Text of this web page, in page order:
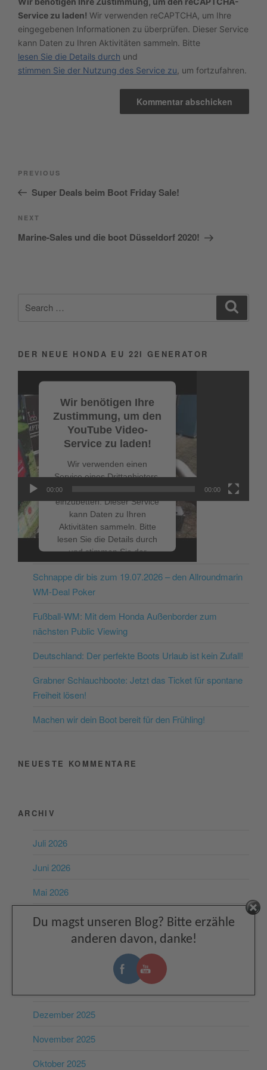
Service zu laden! Wir verwenden reCAPTCHA, um Ihre
eingegebenen Informationen zu überprüfen. Dieser Service
kann Daten zu Ihren Aktivitäten sammeln. Bitte
lesen Sie die Details durch und
stimmen Sie der Nutzung des Service zu , um fortzufahren.
Previous
Post
PREVIOUS
Super Deals beim Boot Friday Sale!
Next
Post
NEXT
Marine-Sales und die boot Düsseldorf 2020!
for:
DER NEUE HONDA EU 22I GENERATOR
Wir benötigen Ihre
Zustimmung, um den
YouTube Video-
Service zu laden!
Wir verwenden einen
Service eines Drittanbieters,
einzubetten. Dieser Service
kann Daten zu Ihren
Aktivitäten sammeln. Bitte
lesen Sie die Details durch
und stimmen Sie der
Nutzung des Service zu, um
dieses Video anzusehen.
Mehr Informationen
powered by
Consent Management
00:00 00:00
NEUESTE BEITRÄGE
Schnappe dir bis zum 19.07.2026 – den Allroundmarin
WM-Deal Poker
Fußball-WM: Mit dem Honda Außenborder zum
nächsten Public Viewing
Deutschland: Der perfekte Boots Urlaub ist kein Zufall!
Grabner Schlauchboote: Jetzt das Ticket für spontane
Freiheit lösen!
Machen wir dein Boot bereit für den Frühling!
NEUESTE KOMMENTARE
ARCHIV
Juli 2026
Juni 2026
Mai 2026
April 2026
März 2026
Dezember 2025
November 2025
Oktober 2025
Du magst unseren Blog? Bitte erzähle
anderen davon, danke!
Facebook